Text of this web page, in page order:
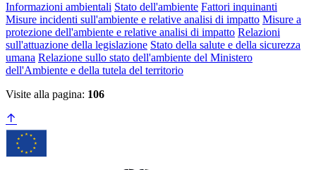
Informazioni ambientali Stato dell'ambiente Fattori inquinanti
Misure incidenti sull'ambiente e relative analisi di impatto Misure a
protezione dell'ambiente e relative analisi di impatto Relazioni
sull'attuazione della legislazione Stato della salute e della sicurezza
umana Relazione sullo stato dell'ambiente del Ministero
dell'Ambiente e della tutela del territorio
Visite alla pagina: 106